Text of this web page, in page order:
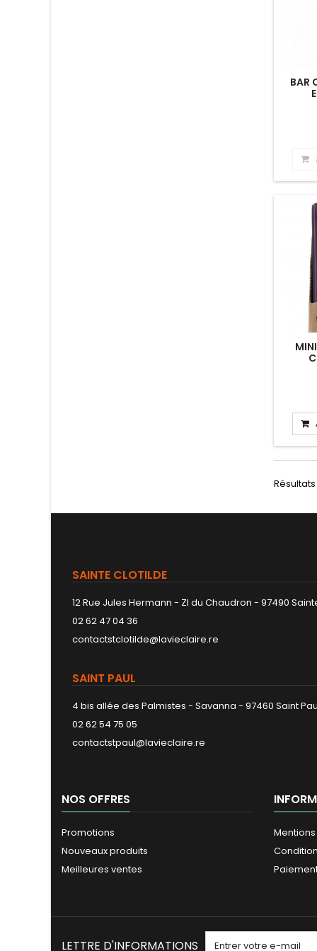
BAR
Résultats
SAINTE CLOTILDE
12 Rue Jules Hermann - ZI du Chaudron - 97490
02 62 47 04 36
contactstclotilde@lavieclaire.re
SAINT PAUL
4 bis allée des Palmistes - Savanna - 97460 Saint
02 62 54 75 05
contactstpaul@lavieclaire.re
NOS OFFRES
Promotions
Nouveaux produits
Meilleures ventes
LETTRE D'INFORMATIONS